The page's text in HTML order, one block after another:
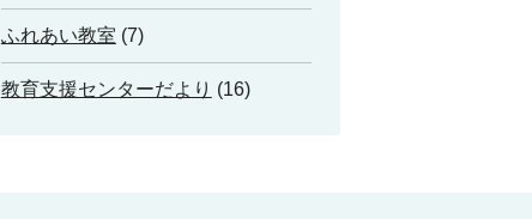
ふれあい教室 (7)
教育支援センターだより (16)